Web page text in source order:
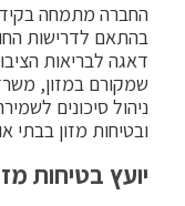
החברה מתמחה
בהתאם לדרישות
דאגה לבריאות
שמקורם במזון,
ניהול סיכונים
ובטיחות מזון בבתי
יועץ בטיחות